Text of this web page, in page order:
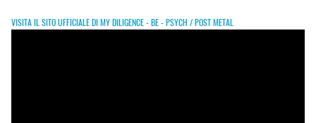
VISITA IL SITO UFFICIALE DI MY DILIGENCE - BE - PSYCH / POST METAL